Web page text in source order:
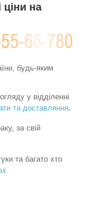
ціни на
будь-яким
у відділенні
та доставляння.
за свій
та багато хто